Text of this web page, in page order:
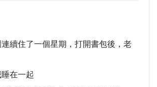
續住了一個星期，打開書包後，老
在一起